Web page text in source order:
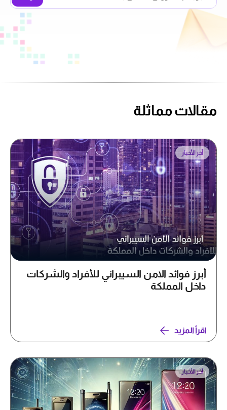
مقالات مماثلة
آخر الأخبار
أبرز فوائد الامن السيبراني للأفراد والشركات
داخل المملكة
اقرأ المزيد
آخر الأخبار